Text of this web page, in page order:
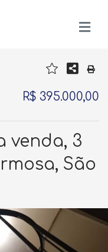
R$ 395.000,00
venda, 3
São